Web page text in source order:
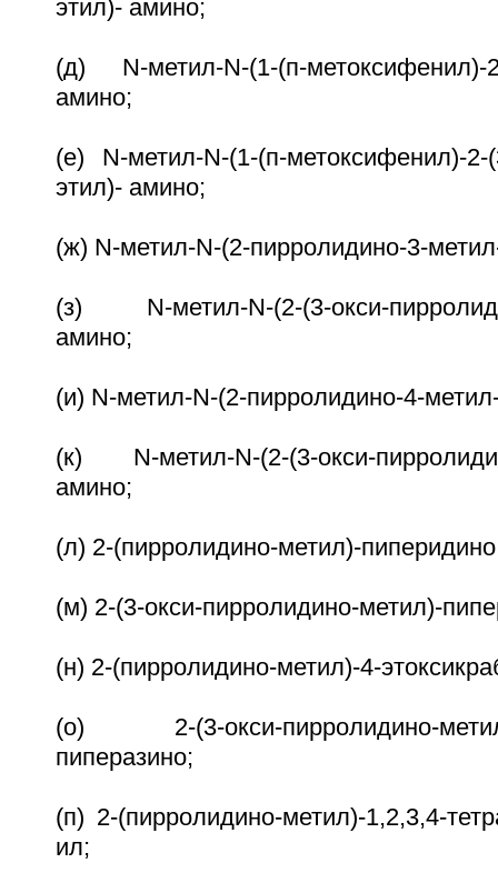
этил)- амино;
(д) N-метил-N-(1-(п-метоксифенил)-
амино;
(е) N-метил-N-(1-(п-метоксифенил)-2-
этил)- амино;
(ж) N-метил-N-(2-пирролидино-3-
(з) N-метил-N-(2-(3-окси-
амино;
(и) N-метил-N-(2-пирролидино-4-
(к) N-метил-N-(2-(3-окси-
амино;
(л) 2-(пирролидино-метил)-
(м) 2-(3-окси-пирролидино-метил)-
(н) 2-(пирролидино-метил)-4-
(о) 2-(3-окси-пирролидино-
пиперазино;
(п) 2-(пирролидино-метил)-1,2,3,4-
ил;